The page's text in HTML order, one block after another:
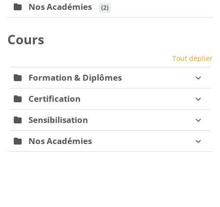
Nos Académies (2)
Cours
Tout déplier
Formation & Diplômes
Certification
Sensibilisation
Nos Académies